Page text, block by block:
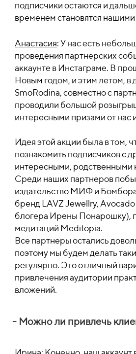
подписчики остаются и
временем становятся
Анастасия: У нас есть
проведения партнерских
аккаунте в Инстаграме. В
Новым годом, и этим летом, в
SmoRodina, совместно с
проводили большой
интересными призами от нас
Идея этой акции была в том,
познакомить подписчиков с
интересными, родственными
Среди наших партнеров
издательство МИФ и
бренд LAVZ Jewellry,
блогера Ирены Понарошку),
медитаций Meditopia.
Все партнеры остались
поэтому мы будем делать
регулярно. Это отличный
привлечения аудитории
вложений.
- Можно ли привлечь